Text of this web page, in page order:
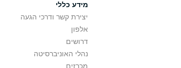
מידע כללי
יצירת קשר ודרכי הגעה
אלפון
דרושים
נהלי האוניברסיטה
מכרזים